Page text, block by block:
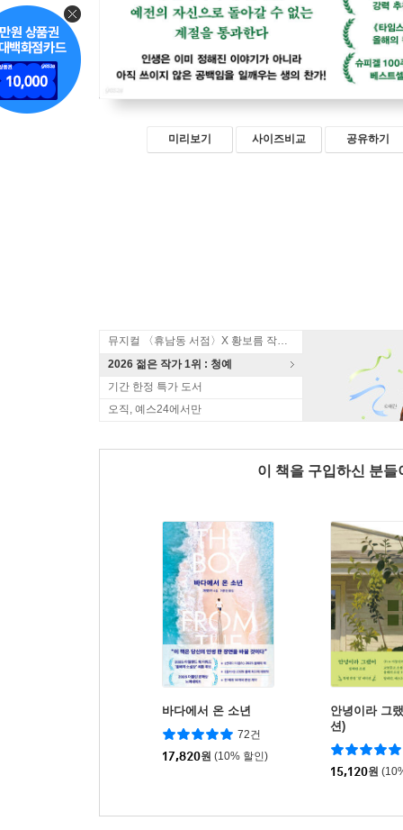
미리보기 사이즈비교 공유하기
뮤지컬 〈휴남동 서점〉X 황보름 작가 북토크
2026 젊은 작가 1위 : 청예
기간 한정 특가 도서
오직, 예스24에서만
이 책을 구입하신 분
바다에서 온 소년
72건
17,820원 (10% 할인)
안녕이라 그
션)
15,120원